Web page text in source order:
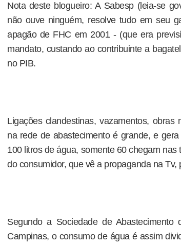
Nota deste blogueiro: A Sabesp (leia-se
não ouve ninguém, resolve tudo em seu
apagão de FHC em 2001 - (que era
mandato, custando ao contribuinte a
no PIB.
Ligações clandestinas, vazamentos,
na rede de abastecimento é grande, e
100 litros de água, somente 60 chegam
do consumidor, que vê a propaganda na
Segundo a Sociedade de
Campinas, o consumo de água é assim